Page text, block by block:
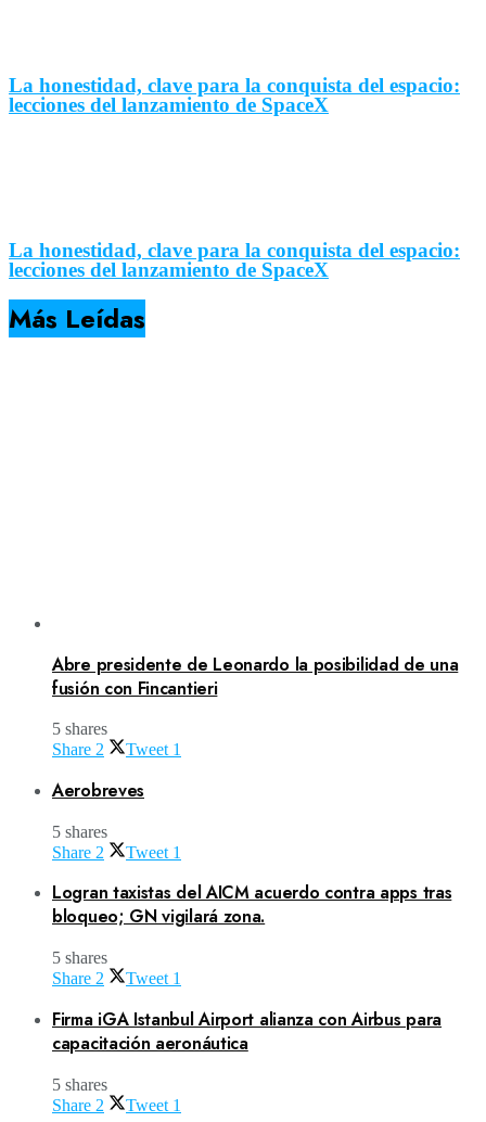
La honestidad, clave para la conquista del espacio:
lecciones del lanzamiento de SpaceX
La honestidad, clave para la conquista del espacio:
lecciones del lanzamiento de SpaceX
Más Leídas
Abre presidente de Leonardo la posibilidad de una
fusión con Fincantieri
5 shares
Share 2 Tweet 1
Aerobreves
5 shares
Share 2 Tweet 1
Logran taxistas del AICM acuerdo contra apps tras
bloqueo; GN vigilará zona.
5 shares
Share 2 Tweet 1
Firma iGA Istanbul Airport alianza con Airbus para
capacitación aeronáutica
5 shares
Share 2 Tweet 1